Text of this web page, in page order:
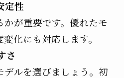
定性
が重要です。優れたモ
化にも対応します。
さ
ルを選びましょう。初